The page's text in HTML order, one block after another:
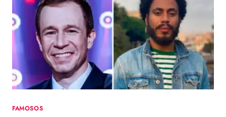
ÍCARO
E
DETONA
TIAGO
LEIFERT:
“CONTRADITÓRIO”
FAMOSOS